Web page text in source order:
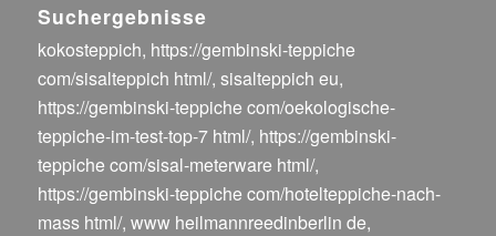
Suchergebnisse
kokosteppich, https://gembinski-teppiche
com/sisalteppich html/, sisalteppich eu,
https://gembinski-teppiche com/oekologische-
teppiche-im-test-top-7 html/, https://gembinski-
teppiche com/sisal-meterware html/,
https://gembinski-teppiche com/hotelteppiche-nach-
mass html/, www heilmannreedinberlin de,